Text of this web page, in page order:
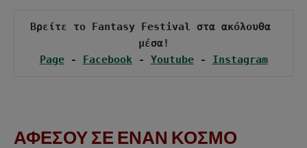
Βρείτε το Fantasy Festival στα ακόλουθα
Page - Facebook - Youtube - Instagram
ΑΦΕΣΟΥ ΣΕ ΕΝΑΝ ΚΟΣΜΟ